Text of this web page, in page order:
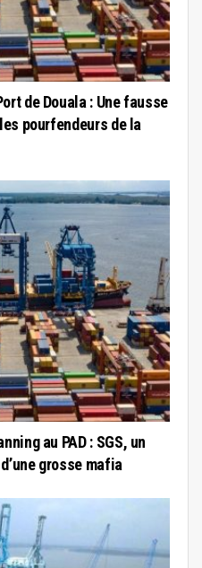
de Douala : Une fausse
pourfendeurs de la
au PAD : SGS, un
grosse mafia